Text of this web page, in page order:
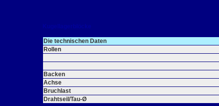
Kugellagerblöcke
Die technischen Daten
Rollen
Backen
Achse
Bruchlast
Drahtseil/Tau-Ø